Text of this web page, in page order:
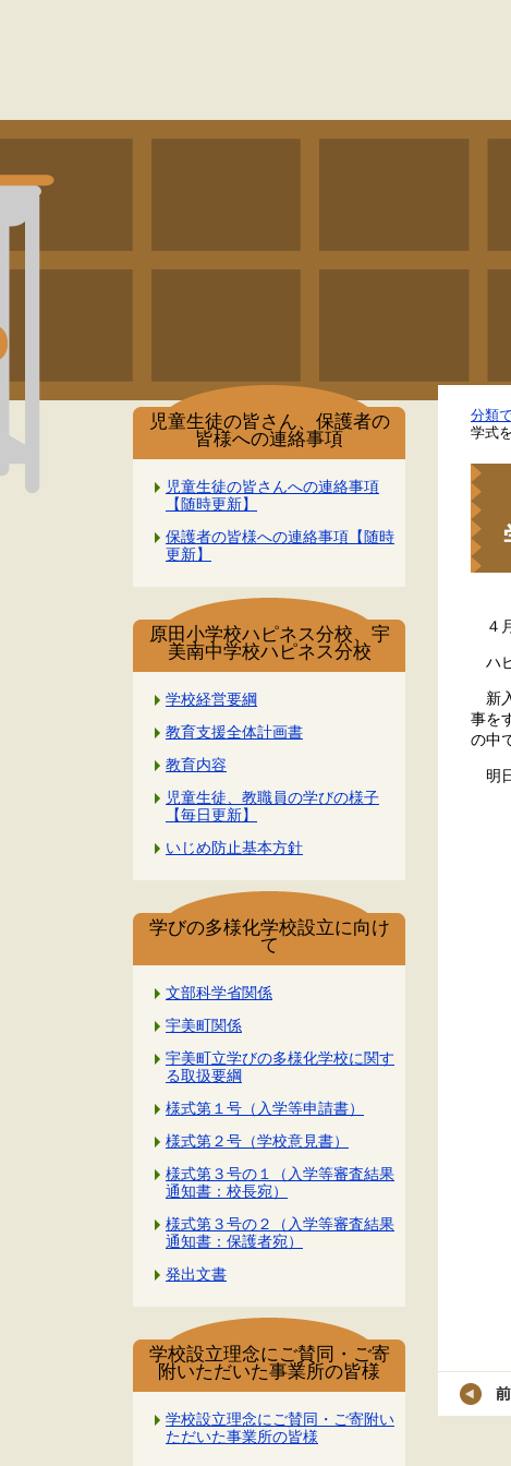
児童生徒の皆さん、保護者の
皆様への連絡事項
児童生徒の皆さんへの連絡事項
【随時更新】
保護者の皆様への連絡事項【随時
更新】
原田小学校ハピネス分校、宇
美南中学校ハピネス分校
学校経営要綱
教育支援全体計画書
教育内容
児童生徒、教職員の学びの様子
【毎日更新】
いじめ防止基本方針
学びの多様化学校設立に向け
て
文部科学省関係
宇美町関係
宇美町立学びの多様化学校に関す
る取扱要綱
様式第１号（入学等申請書）
様式第２号（学校意見書）
様式第３号の１（入学等審査結果
通知書：校長宛）
様式第３号の２（入学等審査結果
通知書：保護者宛）
発出文書
学校設立理念にご賛同・ご寄
附いただいた事業所の皆様
学校設立理念にご賛同・ご寄附い
ただいた事業所の皆様
分類
学式
４
ハ
新
事を
の中
明